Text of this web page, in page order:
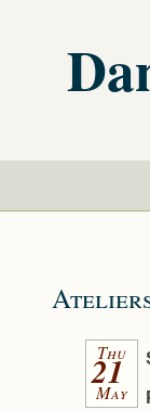
Thu
21
May